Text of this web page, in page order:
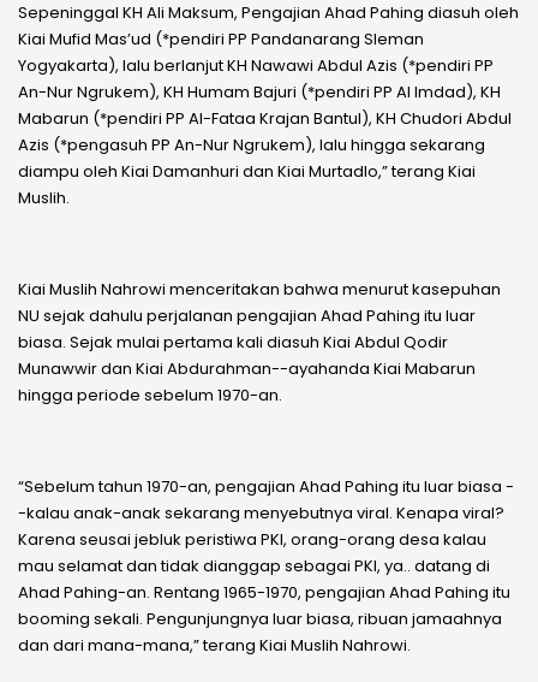
Sepeninggal KH Ali Maksum, Pengajian Ahad Pahing diasuh oleh
Kiai Mufid Mas’ud (*pendiri PP Pandanarang Sleman
Yogyakarta), lalu berlanjut KH Nawawi Abdul Azis (*pendiri PP
An-Nur Ngrukem), KH Humam Bajuri (*pendiri PP Al Imdad), KH
Mabarun (*pendiri PP Al-Fataa Krajan Bantul), KH Chudori Abdul
Azis (*pengasuh PP An-Nur Ngrukem), lalu hingga sekarang
diampu oleh Kiai Damanhuri dan Kiai Murtadlo,” terang Kiai
Muslih.
Kiai Muslih Nahrowi menceritakan bahwa menurut kasepuhan
NU sejak dahulu perjalanan pengajian Ahad Pahing itu luar
biasa. Sejak mulai pertama kali diasuh Kiai Abdul Qodir
Munawwir dan Kiai Abdurahman--ayahanda Kiai Mabarun
hingga periode sebelum 1970-an.
“Sebelum tahun 1970-an, pengajian Ahad Pahing itu luar biasa -
-kalau anak-anak sekarang menyebutnya viral. Kenapa viral?
Karena seusai jebluk peristiwa PKI, orang-orang desa kalau
mau selamat dan tidak dianggap sebagai PKI, ya.. datang di
Ahad Pahing-an. Rentang 1965-1970, pengajian Ahad Pahing itu
booming sekali. Pengunjungnya luar biasa, ribuan jamaahnya
dan dari mana-mana,” terang Kiai Muslih Nahrowi.